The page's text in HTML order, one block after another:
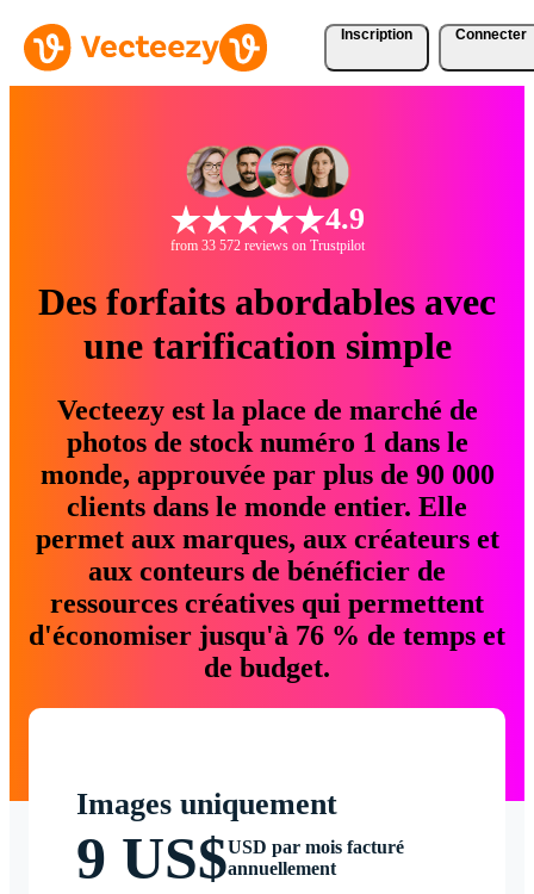
Inscription Connecter
4.9
from 33 572 reviews on Trustpilot
Des forfaits abordables avec
une tarification simple
Vecteezy est la place de marché de
photos de stock numéro 1 dans le
monde, approuvée par plus de 90 000
clients dans le monde entier. Elle
permet aux marques, aux créateurs et
aux conteurs de bénéficier de
ressources créatives qui permettent
d'économiser jusqu'à 76 % de temps et
de budget.
Images uniquement
9 US$USD par mois facturé
annuellement